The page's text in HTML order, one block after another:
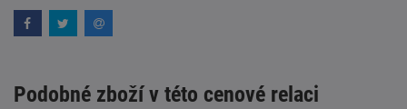
Podobné zboží v této cenové relaci